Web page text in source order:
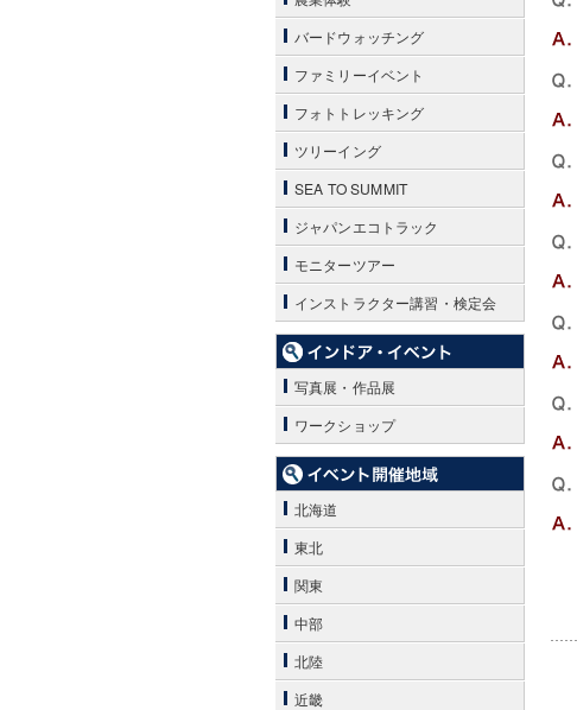
バードウォッチング
ファミリーイベント
フォトトレッキング
ツリーイング
SEA TO SUMMIT
ジャパンエコトラック
モニターツアー
インストラクター講習・検定会
写真展・作品展
ワークショップ
北海道
東北
関東
中部
北陸
近畿